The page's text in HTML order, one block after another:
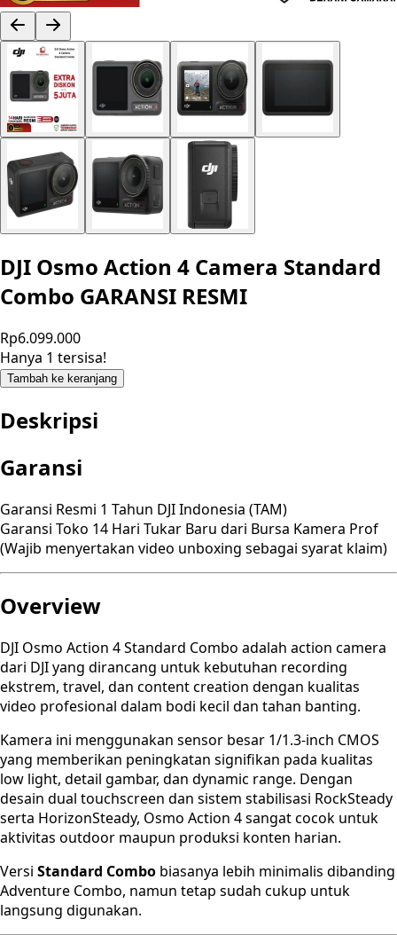
DJI Osmo Action 4 Camera Standard
Combo GARANSI RESMI
Rp6.099.000
Hanya 1 tersisa!
Tambah ke keranjang
Deskripsi
Garansi
Garansi Resmi 1 Tahun DJI Indonesia (TAM)
Garansi Toko 14 Hari Tukar Baru dari Bursa Kamera Prof
(Wajib menyertakan video unboxing sebagai syarat klaim)
Overview
DJI Osmo Action 4 Standard Combo adalah action camera
dari DJI yang dirancang untuk kebutuhan recording
ekstrem, travel, dan content creation dengan kualitas
video profesional dalam bodi kecil dan tahan banting.
Kamera ini menggunakan sensor besar 1/1.3-inch CMOS
yang memberikan peningkatan signifikan pada kualitas
low light, detail gambar, dan dynamic range. Dengan
desain dual touchscreen dan sistem stabilisasi RockSteady
serta HorizonSteady, Osmo Action 4 sangat cocok untuk
aktivitas outdoor maupun produksi konten harian.
Versi Standard Combo biasanya lebih minimalis dibanding
Adventure Combo, namun tetap sudah cukup untuk
langsung digunakan.